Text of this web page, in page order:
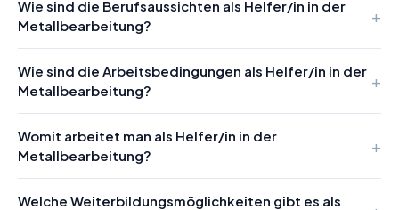
Wie sind die Berufsaussichten als Helfer/in in der
Metallbearbeitung?
Wie sind die Arbeitsbedingungen als Helfer/in in der
Metallbearbeitung?
Womit arbeitet man als Helfer/in in der
Metallbearbeitung?
Welche Weiterbildungsmöglichkeiten gibt es als